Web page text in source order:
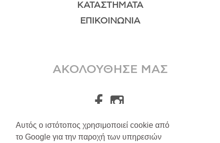
Αυτός ο ιστότοπος χρησιμοποιεί cookie από
το Google για την παροχή των υπηρεσιών
ΚΑΤΑΣΤΉΜΑΤΑ
ΕΠΙΚΟΙΝΩΝΊΑ
ΑΚΟΛΟΥΘΗΣΕ ΜΑΣ
A.Leondarakis 2026